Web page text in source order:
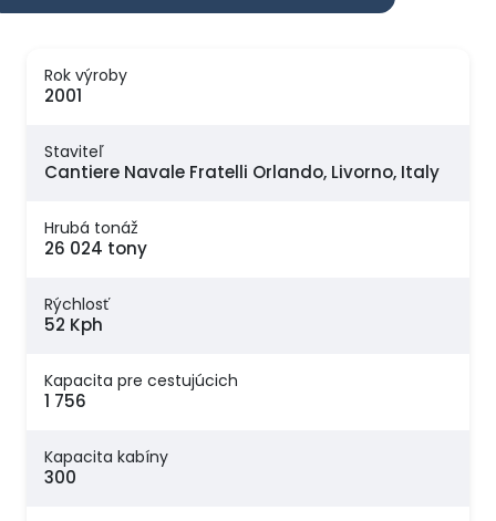
Rok výroby
2001
Staviteľ
Cantiere Navale Fratelli Orlando, Livorno, Italy
Hrubá tonáž
26 024 tony
Rýchlosť
52 Kph
Kapacita pre cestujúcich
1 756
Kapacita kabíny
300